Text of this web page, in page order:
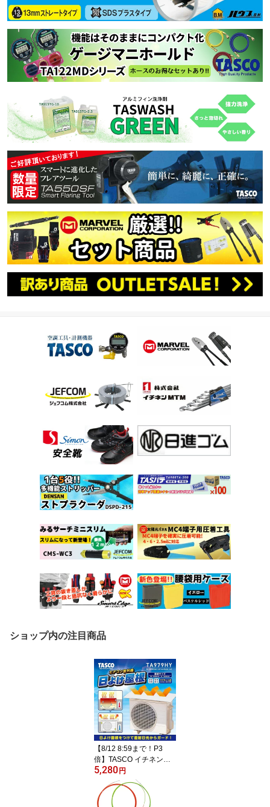
ショップ内の注目商品
【8/12 8:59まで！P3
倍】TASCO イチネンタ
スコ エアコン室外機日よ
け屋根 室外機カバー TA9
79HY
5,280 円